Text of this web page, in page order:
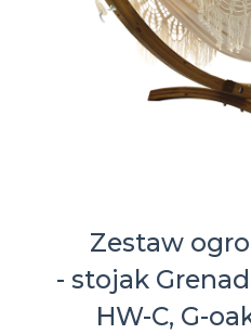
Zestaw
- stojak
HW-C, G-